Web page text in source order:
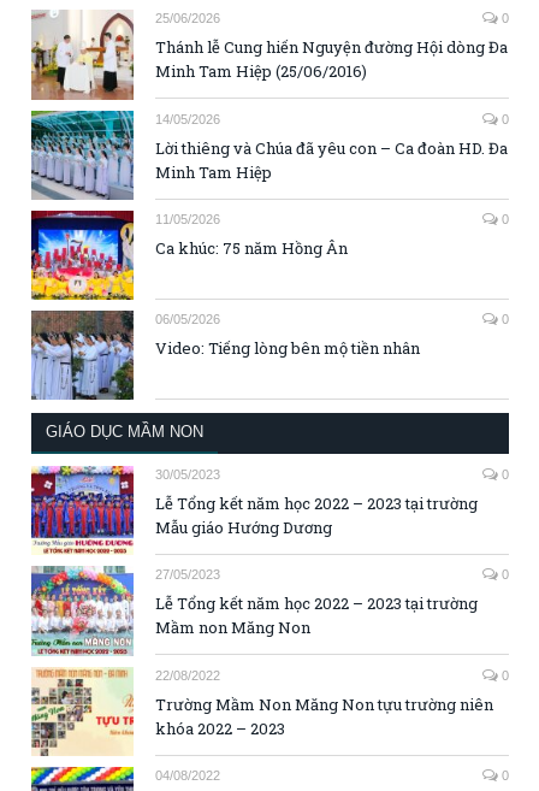
25/06/2026 0
Thánh lễ Cung hiến Nguyện đường Hội dòng Đa
Minh Tam Hiệp (25/06/2016)
14/05/2026 0
Lời thiêng và Chúa đã yêu con – Ca đoàn HD. Đa
Minh Tam Hiệp
11/05/2026 0
Ca khúc: 75 năm Hồng Ân
06/05/2026 0
Video: Tiếng lòng bên mộ tiền nhân
GIÁO DỤC MẦM NON
30/05/2023 0
Lễ Tổng kết năm học 2022 – 2023 tại trường
Mẫu giáo Hướng Dương
27/05/2023 0
Lễ Tổng kết năm học 2022 – 2023 tại trường
Mầm non Măng Non
22/08/2022 0
Trường Mầm Non Măng Non tựu trường niên
khóa 2022 – 2023
04/08/2022 0